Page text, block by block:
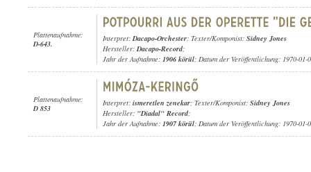
Plattenaufnahme:
D-643.
Interpret:Dacapo-Orchester; Texter/Komponist: Sidney Jones
Hersteller:Dacapo-Record;
Jahr der Aufnahme: 1906 körül; Datum der Veröffentlichung: 1970-01-
Plattenaufnahme:
D 853
Interpret: ismeretlen zenekar; Texter/Komponist: Sidney Jones
Hersteller: "Diadal" Record;
Jahr der Aufnahme: 1907 körül; Datum der Veröffentlichung: 1970-01-